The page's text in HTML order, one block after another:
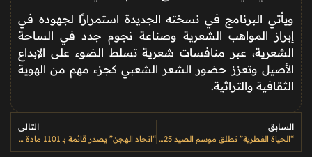
ويأتي البرنامج في نسخته الجديدة استمرارًا لجهوده في
إبراز المواهب الشعرية وصناعة نجوم جدد في الساحة
الشعرية، عبر منافسات شعرية تسلط الضوء على الإبداع
الأصيل وتعزز حضور الشعر الشعبي كجزء مهم من الهوية
الثقافية والتراثية.
السابق
“الحياة الفطرية” تطلق موسم الصيد 2025–2026 مع ضوابط مشددة للحفاظ على التوازن البيئي
التالي
“اتحاد الهجن” يصدر قائمة بـ 1101 مادة محظورة قبل انطلاق مهرجان ولي العهد للهجن